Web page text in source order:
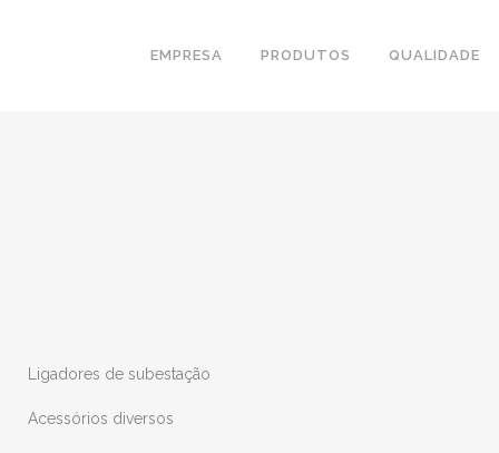
EMPRESA PRODUTOS QUALIDADE
Ligadores de subestação
Acessórios diversos